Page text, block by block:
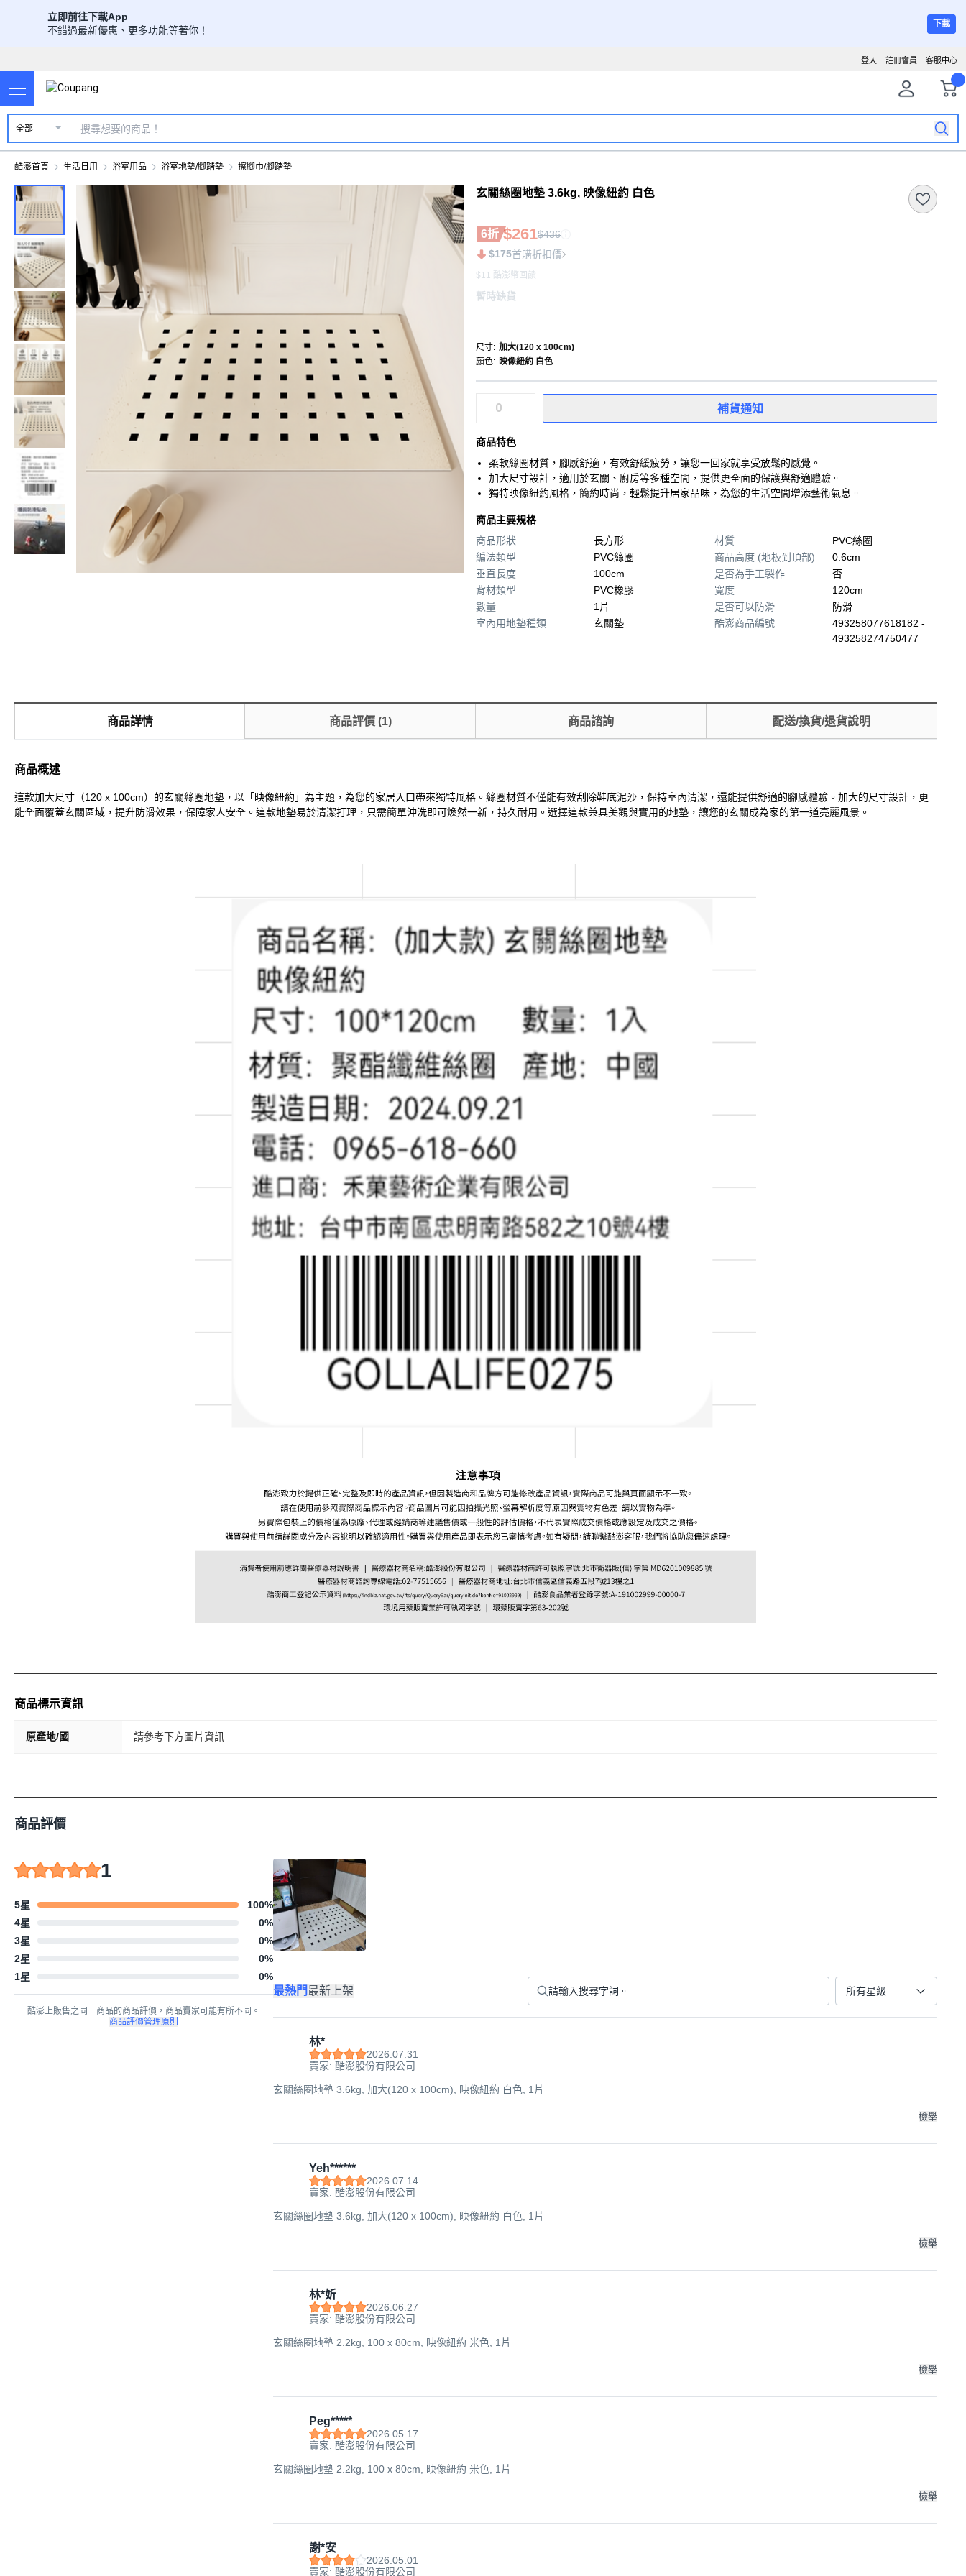
立即前往下載App
不錯過最新優惠、更多功能等著你！
下載
客服中心
註冊會員
登入
全部
酷澎首頁 生活日用 浴室用品 浴室地墊/腳踏墊 擦腳巾/腳踏墊
玄關絲圈地墊 3.6kg, 映像紐約 白色
6折 $261$436
$175首購折扣價
$11 酷澎幣回饋
暫時缺貨
尺寸: 加大(120 x 100cm)
顏色: 映像紐約 白色
補貨通知
商品特色
柔軟絲圈材質，腳感舒適，有效舒緩疲勞，讓您一回家就享受放鬆的感覺。
加大尺寸設計，適用於玄關、廚房等多種空間，提供更全面的保護與舒適體驗。
獨特映像紐約風格，簡約時尚，輕鬆提升居家品味，為您的生活空間增添藝術氣息。
商品主要規格
商品形狀
長方形
編法類型
PVC絲圈
垂直長度
100cm
背材類型
PVC橡膠
數量
1片
室內用地墊種類
玄關墊
材質
PVC絲圈
商品高度 (地板到頂部)
0.6cm
是否為手工製作
否
寬度
120cm
是否可以防滑
防滑
酷澎商品編號
493258077618182 -
493258274750477
商品詳情 商品評價(1) 商品諮詢 配送/換貨/退貨說明
商品概述
這款加大尺寸（120 x 100cm）的玄關絲圈地墊，以「映像紐約」為主題，為您的家居入口帶來獨特風格。絲圈材質不僅能有效刮除鞋底泥沙，保持室內清潔，還能提供舒適的腳感體驗。加大的尺寸設計，更
能全面覆蓋玄關區域，提升防滑效果，保障家人安全。這款地墊易於清潔打理，只需簡單沖洗即可煥然一新，持久耐用。選擇這款兼具美觀與實用的地墊，讓您的玄關成為家的第一道亮麗風景。
商品標示資訊
原產地/國 請參考下方圖片資訊
商品評價
1
5星 100%
4星
0%
3星
0%
2星
0%
1星
0%
酷澎上販售之同一商品的商品評價，商品賣家可能有所不同。
商品評價管理原則
最熱門最新上架 所有星級
林*
2026.07.31
賣家: 酷澎股份有限公司
玄關絲圈地墊 3.6kg, 加大(120 x 100cm), 映像紐約 白色, 1片
檢舉
Yeh******
2026.07.14
賣家: 酷澎股份有限公司
玄關絲圈地墊 3.6kg, 加大(120 x 100cm), 映像紐約 白色, 1片
檢舉
林*妡
2026.06.27
賣家: 酷澎股份有限公司
玄關絲圈地墊 2.2kg, 100 x 80cm, 映像紐約 米色, 1片
檢舉
Peg*****
2026.05.17
賣家: 酷澎股份有限公司
玄關絲圈地墊 2.2kg, 100 x 80cm, 映像紐約 米色, 1片
檢舉
謝*安
2026.05.01
賣家: 酷澎股份有限公司